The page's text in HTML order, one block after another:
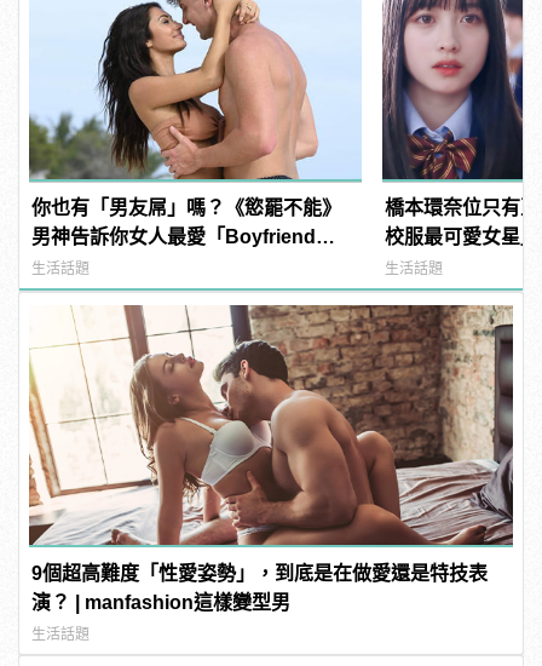
你也有「男友屌」嗎？《慾罷不能》
男神告訴你女人最愛「Boyfriend
Dick」是啥？
生活話題
橋本環奈位只有
校服最可愛女星
奪冠！
生活話題
9個超高難度「性愛姿勢」，到底是在做愛還是特技表
演？ | manfashion這樣變型男
生活話題